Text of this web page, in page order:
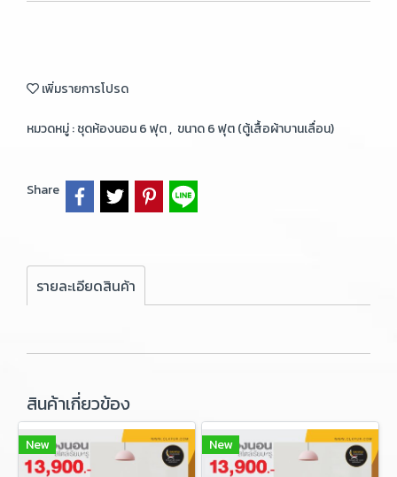
เพิ่มรายการโปรด
หมวดหมู่ :ชุดห้องนอน 6 ฟุต, ขนาด 6 ฟุต (ตู้เสื้อผ้าบานเลื่อน)
Share
รายละเอียดสินค้า
สินค้าเกี่ยวข้อง
New New